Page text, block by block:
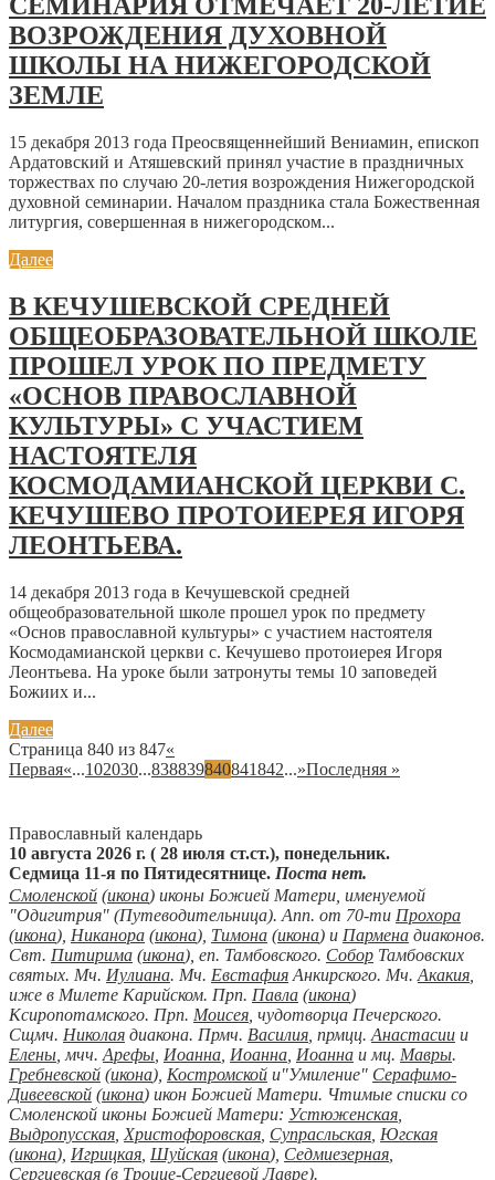
СЕМИНАРИЯ ОТМЕЧАЕТ 20-ЛЕТИЕ
ВОЗРОЖДЕНИЯ ДУХОВНОЙ
ШКОЛЫ НА НИЖЕГОРОДСКОЙ
ЗЕМЛЕ
15 декабря 2013 года Преосвященнейший Вениамин, епископ
Ардатовский и Атяшевский принял участие в праздничных
торжествах по случаю 20-летия возрождения Нижегородской
духовной семинарии. Началом праздника стала Божественная
литургия, совершенная в нижегородском...
Далее
В КЕЧУШЕВСКОЙ СРЕДНЕЙ
ОБЩЕОБРАЗОВАТЕЛЬНОЙ ШКОЛЕ
ПРОШЕЛ УРОК ПО ПРЕДМЕТУ
«ОСНОВ ПРАВОСЛАВНОЙ
КУЛЬТУРЫ» С УЧАСТИЕМ
НАСТОЯТЕЛЯ
КОСМОДАМИАНСКОЙ ЦЕРКВИ С.
КЕЧУШЕВО ПРОТОИЕРЕЯ ИГОРЯ
ЛЕОНТЬЕВА.
14 декабря 2013 года в Кечушевской средней
общеобразовательной школе прошел урок по предмету
«Основ православной культуры» с участием настоятеля
Космодамианской церкви с. Кечушево протоиерея Игоря
Леонтьева. На уроке были затронуты темы 10 заповедей
Божиих и...
Далее
Страница 840 из 847«
Первая«...102030...838839840841842...»Последняя »
Православный календарь
10 августа 2026 г. ( 28 июля ст.ст.), понедельник.
Седмица 11-я по Пятидесятнице. Поста нет.
Смоленской (икона) иконы Божией Матери, именуемой
"Одигитрия" (Путеводительница). Апп. от 70-ти Прохора
(икона), Никанора (икона), Тимона (икона) и Пармена диаконов.
Свт. Питирима (икона), еп. Тамбовского. Собор Тамбовских
святых. Мч. Иулиана. Мч. Евстафия Анкирского. Мч. Акакия
иже в Милете Карийском. Прп. Павла (икона)
Ксиропотамского. Прп. Моисея , чудотворца Печерского.
Сщмч. Николая диакона. Прмч. Василия , прмцц. Анастасии и
Елены , мчч. Арефы Иоанна Иоанна Иоанна и мц. Мавры.
Гребневской (икона), Костромской и"Умиление" Серафимо-
Дивеевской (икона) икон Божией Матери. Чтимые списки со
Смоленской иконы Божией Матери: Устюженская
Выдропусская Христофоровская Супрасльская Югская
(икона), Игрицкая Шуйская (икона), Седмиезерная
Сергиевская (в Троице-Сергиевой Лавре).